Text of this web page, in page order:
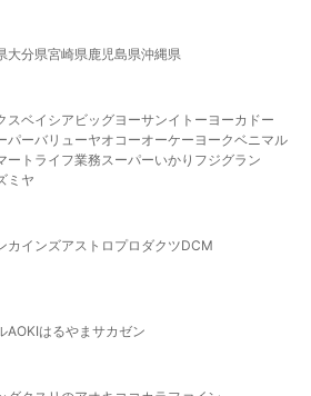
大分県宮崎県鹿児島県沖縄県
スベイシア ビッグヨーサンイトーヨーカドー
パーバリューヤオコーオーケー ヨークベニマル
ート ライフ業務スーパーいかり フジグラン
ミヤ
カインズアストロプロダクツDCM
AOKIはるやま サカゼン